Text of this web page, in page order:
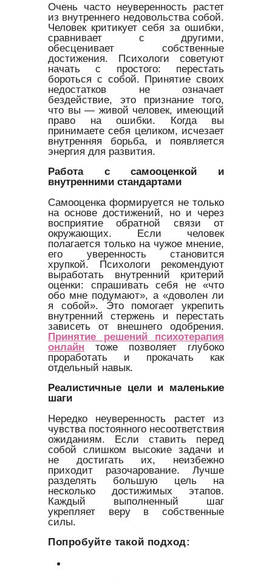
Очень часто неуверенность растет
из внутреннего недовольства собой.
Человек критикует себя за ошибки,
сравнивает с другими,
обесценивает собственные
достижения. Психологи советуют
начать с простого: перестать
бороться с собой. Принятие своих
недостатков не означает
бездействие, это признание того,
что вы — живой человек, имеющий
право на ошибки. Когда вы
принимаете себя целиком, исчезает
внутренняя борьба, и появляется
энергия для развития.
Работа с самооценкой и
внутренними стандартами
Самооценка формируется не только
на основе достижений, но и через
восприятие обратной связи от
окружающих. Если человек
полагается только на чужое мнение,
его уверенность становится
хрупкой. Психологи рекомендуют
выработать внутренний критерий
оценки: спрашивать себя не «что
обо мне подумают», а «доволен ли
я собой». Это помогает укрепить
внутренний стержень и перестать
зависеть от внешнего одобрения.
Принятие решений психотерапия
онлайн тоже позволяет глубоко
проработать и прокачать как
отдельный навык.
Реалистичные цели и маленькие
шаги
Нередко неуверенность растет из
чувства постоянного несоответствия
ожиданиям. Если ставить перед
собой слишком высокие задачи и
не достигать их, неизбежно
приходит разочарование. Лучше
разделять большую цель на
несколько достижимых этапов.
Каждый выполненный шаг
укрепляет веру в собственные
силы.
Попробуйте такой подход: